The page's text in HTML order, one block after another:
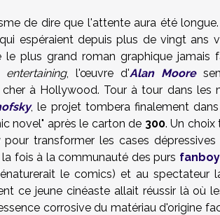
de dire que l'attente aura été longue.
espéraient depuis plus de vingt ans
le plus grand roman graphique jamais
entertaining, l'œuvre d'Alan Moore
à Hollywood. Tour à tour dans les
, le projet tombera finalement
novel" après le carton de 300. Un
transformer les cases
fois à la communauté des purs
le comics) et au spectateur
ce jeune cinéaste allait réussir là où
corrosive du matériau d'origine